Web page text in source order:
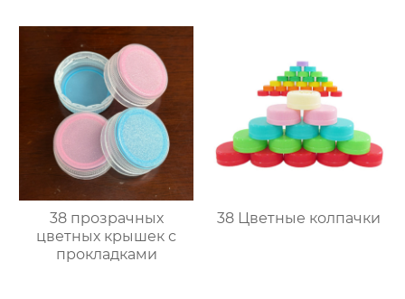
38 прозрачных
цветных крышек с
прокладками
38 Цветные колпачки